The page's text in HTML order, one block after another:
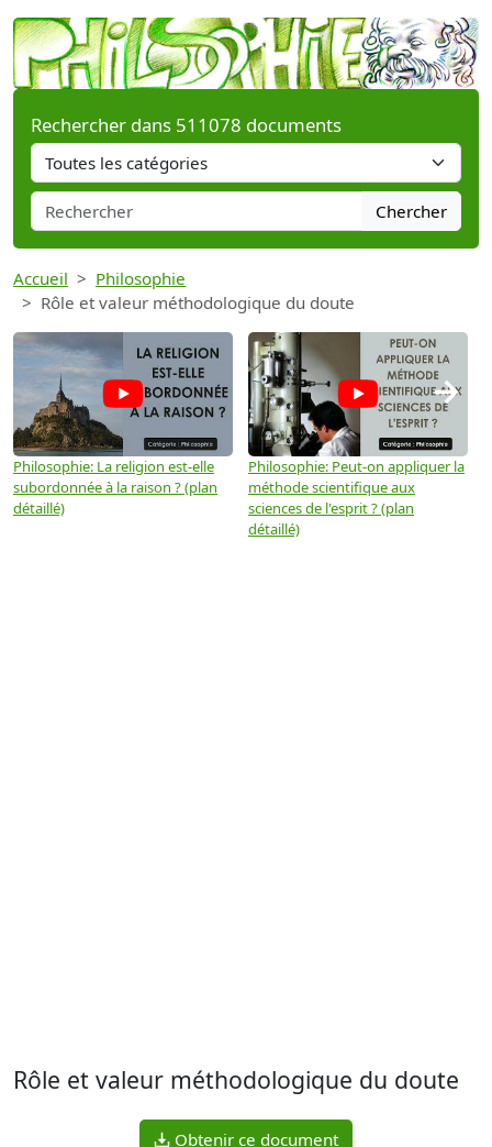
Rechercher dans 511078 documents
Chercher
Accueil
Philosophie
Rôle et valeur méthodologique du doute
Philosophie: La religion est-elle
subordonnée à la raison ? (plan
détaillé)
Philosophie: Peut-on appliquer la
méthode scientifique aux
sciences de l'esprit ? (plan
détaillé)
→
Rôle et valeur méthodologique du doute
Obtenir ce document